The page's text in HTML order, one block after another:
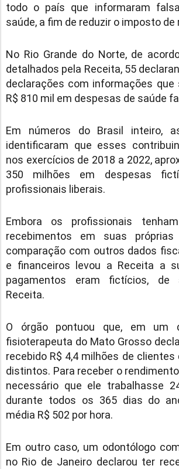
todo o país que informaram
saúde, a fim de reduzir o imposto de
No Rio Grande do Norte, de
detalhados pela Receita, 55
declarações com informações que
R$ 810 mil em despesas de saúde
Em números do Brasil inteiro,
identificaram que esses
nos exercícios de 2018 a 2022,
350 milhões em despesas
profissionais liberais.
Embora os profissionais
recebimentos em suas próprias
comparação com outros dados
e financeiros levou a Receita a
pagamentos eram fictícios,
Receita.
O órgão pontuou que, em um
fisioterapeuta do Mato Grosso
recebido R$ 4,4 milhões de
distintos. Para receber o
necessário que ele trabalhasse
durante todos os 365 dias do
média R$ 502 por hora.
Em outro caso, um odontólogo
no Rio de Janeiro declarou ter